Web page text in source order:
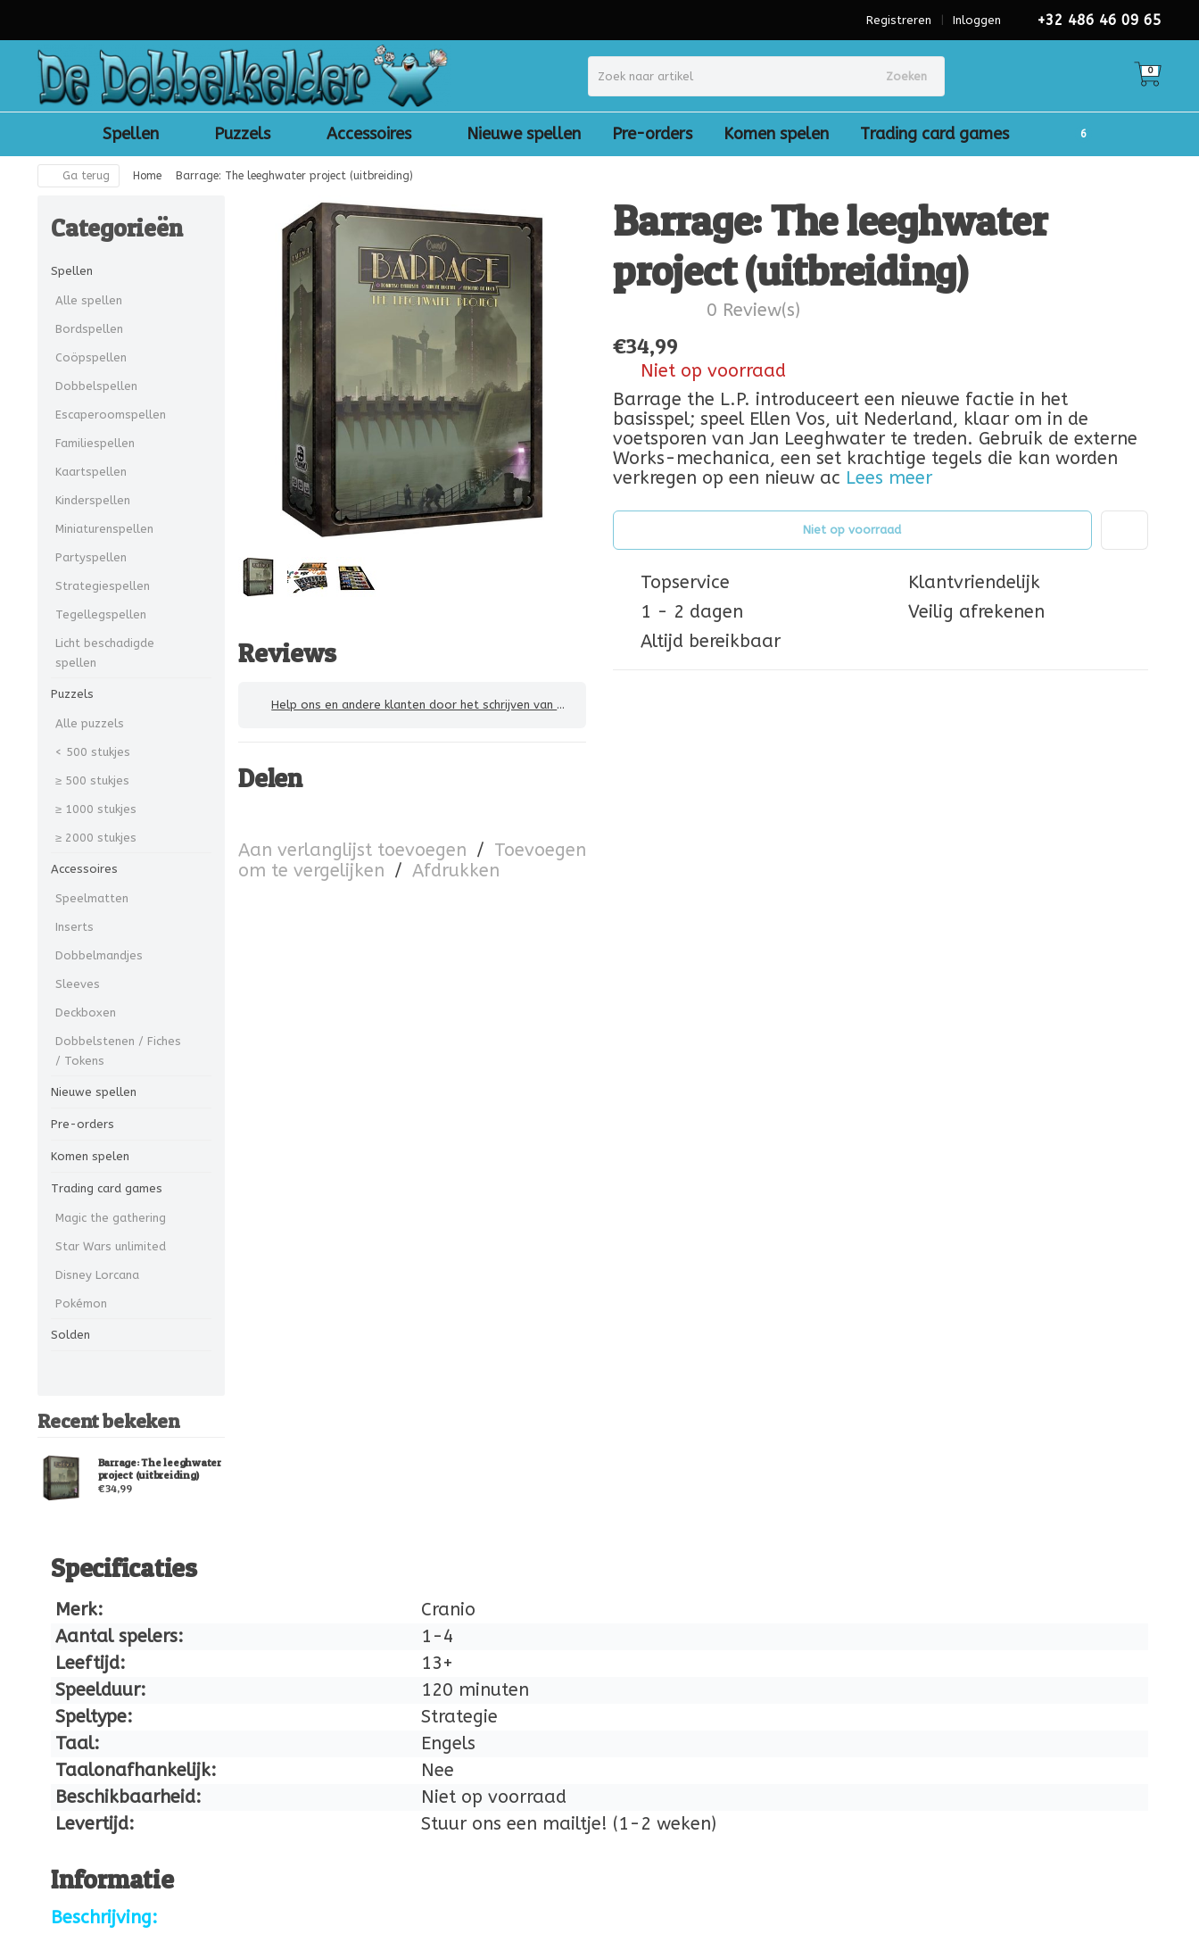
+32 486 46 09 65
Inloggen
Registreren
Zoeken 0
Spellen Puzzels Accessoires Nieuwe spellen Pre-orders Komen spelen Trading card games
Ga terug Home Barrage: The leeghwater project (uitbreiding)
Categorieën
Spellen
Alle spellen
Bordspellen
Coöpspellen
Dobbelspellen
Escaperoomspellen
Familiespellen
Kaartspellen
Kinderspellen
Miniaturenspellen
Partyspellen
Strategiespellen
Tegellegspellen
Licht beschadigde
spellen
Puzzels
Alle puzzels
< 500 stukjes
≥ 500 stukjes
≥ 1000 stukjes
≥ 2000 stukjes
Accessoires
Speelmatten
Inserts
Dobbelmandjes
Sleeves
Deckboxen
Dobbelstenen / Fiches
/ Tokens
Nieuwe spellen
Pre-orders
Komen spelen
Trading card games
Magic the gathering
Star Wars unlimited
Disney Lorcana
Pokémon
Solden
Recent bekeken
Barrage: The leeghwater
project (uitbreiding)
€34,99
Reviews
Help ons en andere klanten door het schrijven van een review
Delen
Aan verlanglijst toevoegen / Toevoegen
om te vergelijken / Afdrukken
Barrage: The leeghwater
project (uitbreiding)
0 Review(s)
€34,99
Niet op voorraad
Barrage the L.P. introduceert een nieuwe factie in het
basisspel; speel Ellen Vos, uit Nederland, klaar om in de
voetsporen van Jan Leeghwater te treden. Gebruik de externe
Works-mechanica, een set krachtige tegels die kan worden
verkregen op een nieuw ac Lees meer
Niet op voorraad
Topservice
Klantvriendelijk
1 - 2 dagen
Veilig afrekenen
Altijd bereikbaar
Specificaties
Merk:
Cranio
Aantal spelers:
1-4
Leeftijd:
13+
Speelduur:
120 minuten
Speltype:
Strategie
Taal:
Engels
Taalonafhankelijk:
Nee
Beschikbaarheid:
Niet op voorraad
Levertijd:
Stuur ons een mailtje! (1-2 weken)
Informatie
Beschrijving: